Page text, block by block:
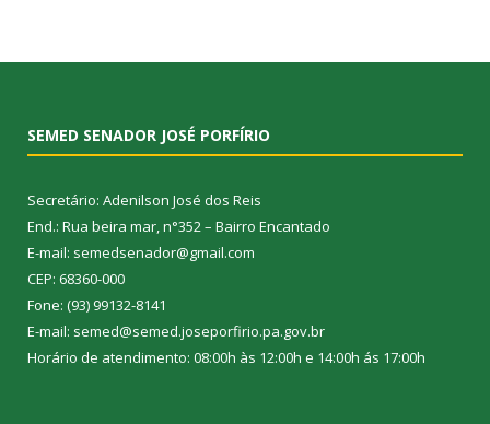
SEMED SENADOR JOSÉ PORFÍRIO
Secretário: Adenilson José dos Reis
End.: Rua beira mar, n°352 – Bairro Encantado
E-mail: semedsenador@gmail.com
CEP: 68360-000
Fone: (93) 99132-8141
E-mail: semed@semed.joseporfirio.pa.gov.br
Horário de atendimento: 08:00h às 12:00h e 14:00h ás 17:00h